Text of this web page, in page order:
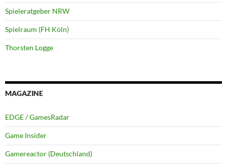
Spieleratgeber NRW
Spielraum (FH Köln)
Thorsten Logge
MAGAZINE
EDGE / GamesRadar
Game Insider
Gamereactor (Deutschland)